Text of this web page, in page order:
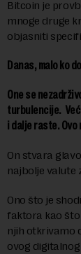
Bitcoin je
mnoge druge
objasniti
Danas, malo ko
One se
turbulencije.
i dalje raste. Ovo
On stvara
najbolje valute
Ono što je
faktora kao
njih otkrivamo
ovog